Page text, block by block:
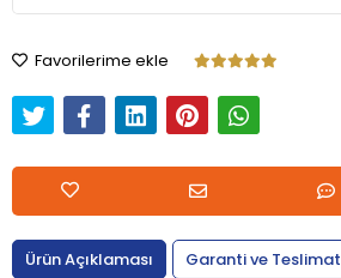
Favorilerime ekle
Ürün Açıklaması
Garanti ve Teslimat